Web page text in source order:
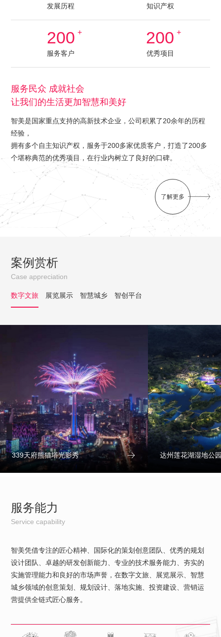
发展历程 知识产权
200 +
服务客户
200 +
优秀项目
服务民众 成就社会
让我们的生活更加智慧和美好
智美是国家重点支持的高新技术企业，公司积累了20余年的历程
经验，
拥有多个自主知识产权，服务于200多家优质客户，打造了200多
个堪称典范的优秀项目，在行业内树立了良好的口碑。
了解更多
案例赏析
Case appreciation
数字文旅 展览展示 智慧城乡 智创平台
339天府熊猫塔光影秀  达州莲花湖湿地公
服务能力
Service capability
智美凭借专注的匠心精神、国际化的策划创意团队、优秀的规划
设计团队、卓越的研发创新能力、专业的技术服务能力、夯实的
实施管理能力和良好的市场声誉，在数字文旅、展览展示、智慧
城乡领域的创意策划、规划设计、落地实施、投资建设、营销运
营提供全链式匠心服务。